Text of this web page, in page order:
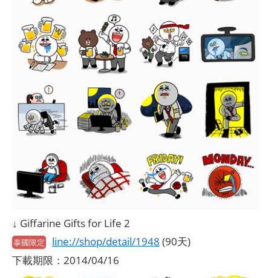
↓ Giffarine Gifts for Life 2
泰國限定 line://shop/detail/1948 (90天)
下載期限：2014/04/16